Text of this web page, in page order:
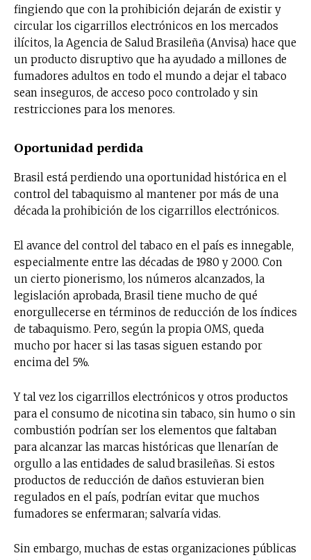
fingiendo que con la prohibición dejarán de existir y
circular los cigarrillos electrónicos en los mercados
ilícitos, la Agencia de Salud Brasileña (Anvisa) hace que
un producto disruptivo que ha ayudado a millones de
fumadores adultos en todo el mundo a dejar el tabaco
sean inseguros, de acceso poco controlado y sin
restricciones para los menores.
Oportunidad perdida
Brasil está perdiendo una oportunidad histórica en el
control del tabaquismo al mantener por más de una
década la prohibición de los cigarrillos electrónicos.
El avance del control del tabaco en el país es innegable,
especialmente entre las décadas de 1980 y 2000. Con
un cierto pionerismo, los números alcanzados, la
legislación aprobada, Brasil tiene mucho de qué
enorgullecerse en términos de reducción de los índices
de tabaquismo. Pero, según la propia OMS, queda
mucho por hacer si las tasas siguen estando por
encima del 5%.
Y tal vez los cigarrillos electrónicos y otros productos
para el consumo de nicotina sin tabaco, sin humo o sin
combustión podrían ser los elementos que faltaban
para alcanzar las marcas históricas que llenarían de
orgullo a las entidades de salud brasileñas. Si estos
productos de reducción de daños estuvieran bien
regulados en el país, podrían evitar que muchos
fumadores se enfermaran; salvaría vidas.
Sin embargo, muchas de estas organizaciones públicas